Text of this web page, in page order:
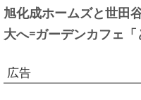
旭化成ホームズと世田
大へ=ガーデンカフェ
広告